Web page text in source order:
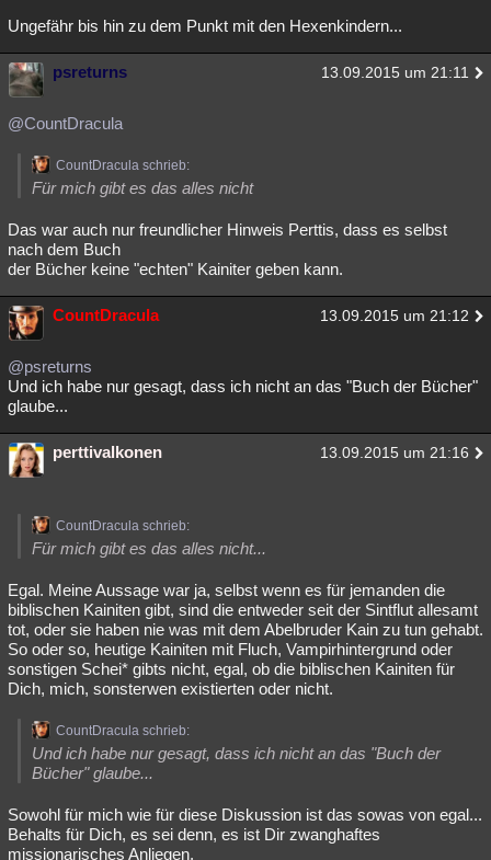
Ungefähr bis hin zu dem Punkt mit den Hexenkindern...
psreturns 13.09.2015 um 21:11
@CountDracula
CountDracula schrieb:
Für mich gibt es das alles nicht
Das war auch nur freundlicher Hinweis Perttis, dass es selbst
nach dem Buch
der Bücher keine "echten" Kainiter geben kann.
CountDracula 13.09.2015 um 21:12
@psreturns
Und ich habe nur gesagt, dass ich nicht an das "Buch der Bücher"
glaube...
perttivalkonen 13.09.2015 um 21:16
CountDracula schrieb:
Für mich gibt es das alles nicht...
Egal. Meine Aussage war ja, selbst wenn es für jemanden die
biblischen Kainiten gibt, sind die entweder seit der Sintflut allesamt
tot, oder sie haben nie was mit dem Abelbruder Kain zu tun gehabt.
So oder so, heutige Kainiten mit Fluch, Vampirhintergrund oder
sonstigen Schei* gibts nicht, egal, ob die biblischen Kainiten für
Dich, mich, sonsterwen existierten oder nicht.
CountDracula schrieb:
Und ich habe nur gesagt, dass ich nicht an das "Buch der
Bücher" glaube...
Sowohl für mich wie für diese Diskussion ist das sowas von egal...
Behalts für Dich, es sei denn, es ist Dir zwanghaftes
missionarisches Anliegen.